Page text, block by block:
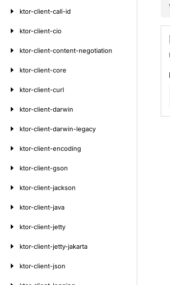
ktor-client-call-id
ktor-client-cio
ktor-client-content-negotiation
ktor-client-core
ktor-client-curl
ktor-client-darwin
ktor-client-darwin-legacy
ktor-client-encoding
ktor-client-gson
ktor-client-jackson
ktor-client-java
ktor-client-jetty
ktor-client-jetty-jakarta
ktor-client-json